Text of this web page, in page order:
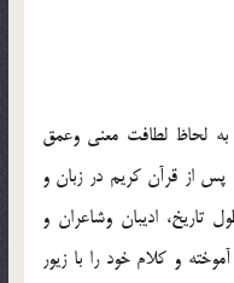
لحاظ لطافت معني وعمق
از قرآن کريم در زبان و
اديبان وشاعران و
و کلام خود را با زيور